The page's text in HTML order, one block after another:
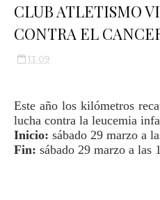
CLUB ATLETISMO
CONTRA EL
13:09
Este año los kilómetros
lucha contra la leucemia
Inicio: sábado 29 marzo a
Fin: sábado 29 marzo a las